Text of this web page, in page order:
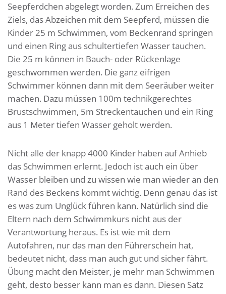
Seepferdchen abgelegt worden. Zum Erreichen des
Ziels, das Abzeichen mit dem Seepferd, müssen die
Kinder 25 m Schwimmen, vom Beckenrand springen
und einen Ring aus schultertiefen Wasser tauchen.
Die 25 m können in Bauch- oder Rückenlage
geschwommen werden. Die ganz eifrigen
Schwimmer können dann mit dem Seeräuber weiter
machen. Dazu müssen 100m technikgerechtes
Brustschwimmen, 5m Streckentauchen und ein Ring
aus 1 Meter tiefen Wasser geholt werden.
Nicht alle der knapp 4000 Kinder haben auf Anhieb
das Schwimmen erlernt. Jedoch ist auch ein über
Wasser bleiben und zu wissen wie man wieder an den
Rand des Beckens kommt wichtig. Denn genau das ist
es was zum Unglück führen kann. Natürlich sind die
Eltern nach dem Schwimmkurs nicht aus der
Verantwortung heraus. Es ist wie mit dem
Autofahren, nur das man den Führerschein hat,
bedeutet nicht, dass man auch gut und sicher fährt.
Übung macht den Meister, je mehr man Schwimmen
geht, desto besser kann man es dann. Diesen Satz